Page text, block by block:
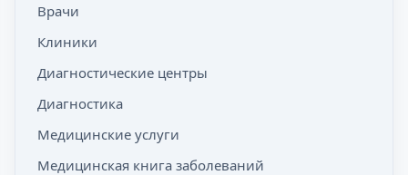
Врачи
Клиники
Диагностические центры
Диагностика
Медицинские услуги
Медицинская книга заболеваний